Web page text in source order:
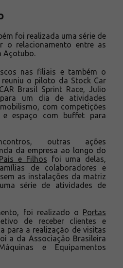
foi realizada uma série de
o relacionamento entre as
Açotubo.
nas filiais e também o
reuniu o piloto da Stock Car
Brasil Sprint Race, Julio
um dia de atividades
com competições
e espaço com buffet para
outras ações
da empresa ao longo do
e Filhos foi uma delas,
de colaboradores e
as instalações da matriz
série de atividades de
foi realizado o Portas
de receber clientes e
para a realização de visitas
a da Associação Brasileira
e Equipamentos